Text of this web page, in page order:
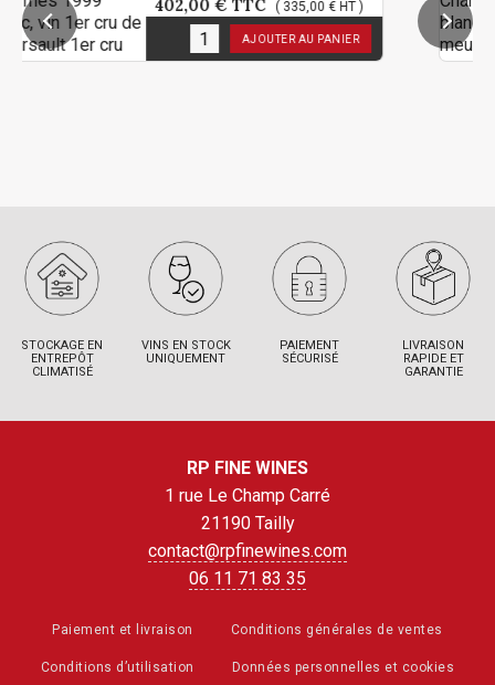
402,00 € ( 335,00 € HT )
3en stock AJOUTER AU PANIER
STOCKAGE EN
ENTREPÔT
CLIMATISÉ
VINS EN STOCK
UNIQUEMENT
PAIEMENT
SÉCURISÉ
LIVRAISON
RAPIDE ET
GARANTIE
RP FINE WINES
1 rue Le Champ Carré
21190 Tailly
contact@rpfinewines.com
06 11 71 83 35
Paiement et livraison Conditions générales de ventes
Conditions d’utilisation Données personnelles et cookies